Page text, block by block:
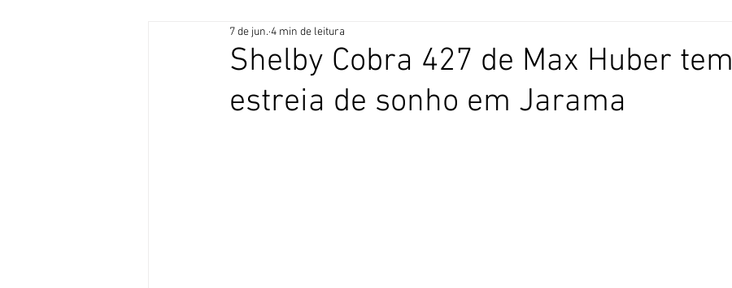
Carrera 80
Shelby Cobra 427 de Max Huber tem
estreia de sonho em Jarama
7 de jun. 4 min de leitura